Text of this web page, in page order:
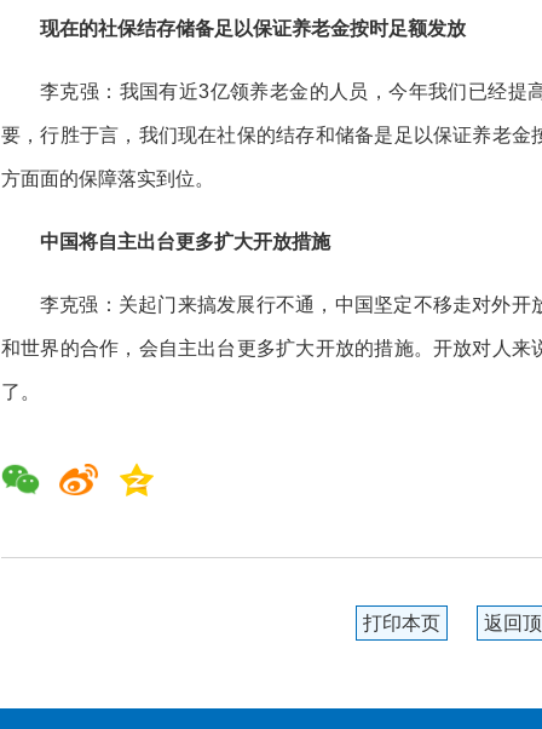
现在的社保结存储备足以保证养老金按时足额发放
李克强：我国有近3亿领养老金的人员，今年我们已经提
要，行胜于言，我们现在社保的结存和储备是足以保证养老
方面面的保障落实到位。
中国将自主出台更多扩大开放措施
李克强：关起门来搞发展行不通，中国坚定不移走对外
和世界的合作，会自主出台更多扩大开放的措施。开放对人
了。
打印本页 返回